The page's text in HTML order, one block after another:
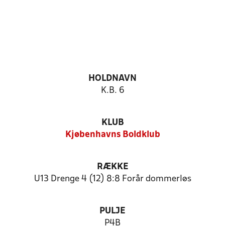
HOLDNAVN
K.B. 6
KLUB
Kjøbenhavns Boldklub
RÆKKE
U13 Drenge 4 (12) 8:8 Forår dommerløs
PULJE
P4B